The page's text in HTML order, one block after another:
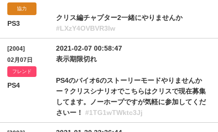
協力
PS3
クリス編チャプター2一緒にやりませんか
#LXzY4OVBVR3Iw
[2004]
02月07日
フレンド
PS4
2021-02-07 00:58:47
表示期限切れ
PS4のバイオ6のストーリーモードやりませんか
ー？クリスシナリオでこちらはクリスで現在募集
してます。ノーホープですが気軽に参加してくだ
さいー！ #1TG1wTWktc3Jj